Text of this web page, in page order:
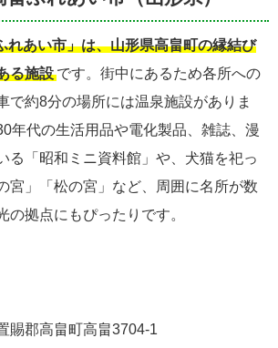
れあい市」は、山形県高畠町の縁結び
る施設 です。街中にあるため各所への
で約8分の場所には温泉施設がありま
年代の生活用品や電化製品、雑誌、漫
る「昭和ミニ資料館」や、犬猫を祀っ
宮」「松の宮」など、周囲に名所が数
の拠点にもぴったりです。
賜郡高畠町高畠3704-1